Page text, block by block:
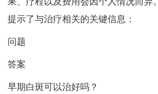
提示了与治疗相关的关键信息：
问题
答案
早期白斑可以治好吗？